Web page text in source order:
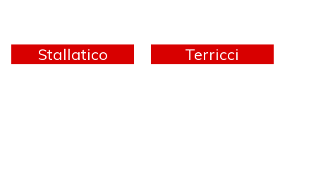
Stallatico Terricci